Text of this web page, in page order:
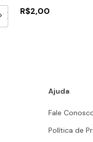
R$2,00
Ajuda
Fale
Política de